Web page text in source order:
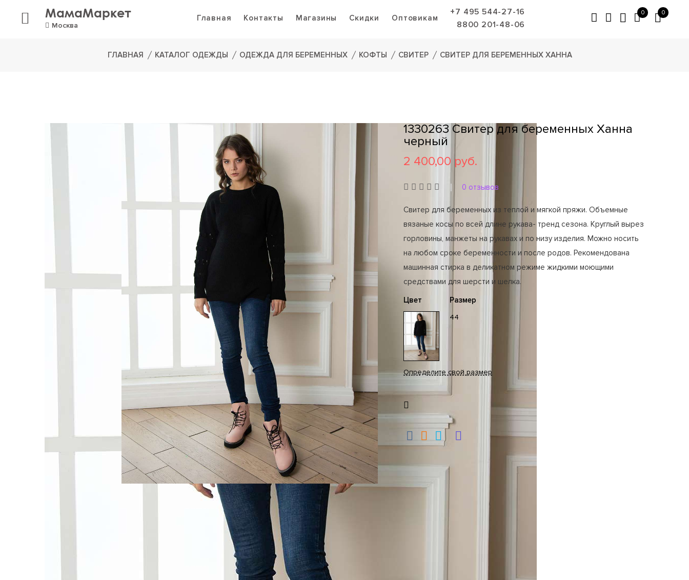
МамаМаркет
Москва
Главная Контакты Магазины Скидки Оптовикам
+7 495 544-27-16
8800 201-48-06
0 0
ГЛАВНАЯ КАТАЛОГ ОДЕЖДЫ ОДЕЖДА ДЛЯ БЕРЕМЕННЫХ КОФТЫ СВИТЕР СВИТЕР ДЛЯ БЕРЕМЕННЫХ ХАННА
1330263 Свитер для беременных Ханна
черный
2 400,00 руб.
0 отзывов
Свитер для беременных из теплой и мягкой пряжи. Объемные
вязаные косы по всей длине рукава- тренд сезона. Круглый вырез
горловины, манжеты на рукавах и по низу изделия. Можно носить
на любом сроке беременности и после родов. Рекомендована
машинная стирка в деликатном режиме жидкими моющими
средствами для шерсти и шелка.
Цвет
Размер
44
Определите свой размер